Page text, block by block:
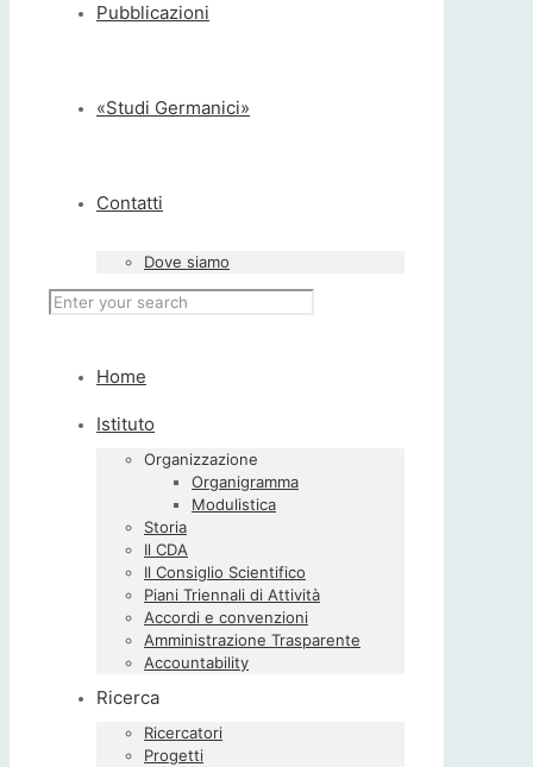
Pubblicazioni
«Studi Germanici»
Contatti
Dove siamo
Home
Istituto
Organizzazione
Organigramma
Modulistica
Storia
Il CDA
Il Consiglio Scientifico
Piani Triennali di Attività
Accordi e convenzioni
Amministrazione Trasparente
Accountability
Ricerca
Ricercatori
Progetti